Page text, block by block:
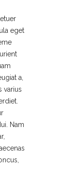
eget
a,
varius
Nam